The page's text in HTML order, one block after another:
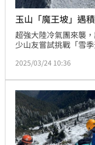
玉山「魔王坡」遇
超強大陸冷氣團來襲
少山友嘗試挑戰「雪
墜落，由於該碎石坡
會耗費山友極大體力
加上下雪、結成硬冰
爪也難以應付，呼籲
險登頂。
2025/03/24 10:36